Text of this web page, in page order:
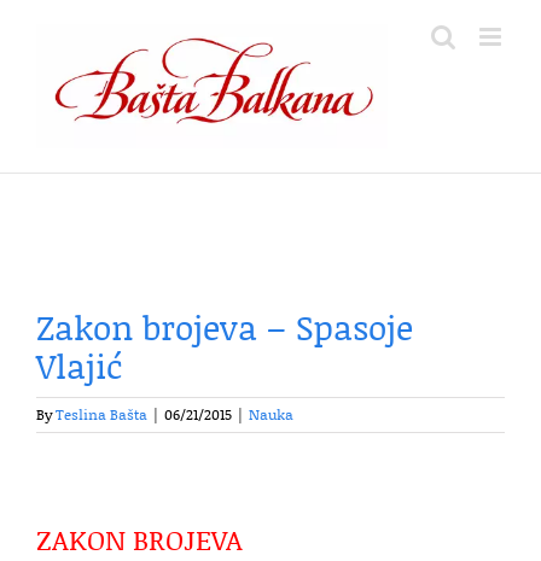
content
Zakon brojeva – Spasoje
Vlajić
ByTeslina Bašta 06/21/2015 Nauka
ZAKON BROJEVA